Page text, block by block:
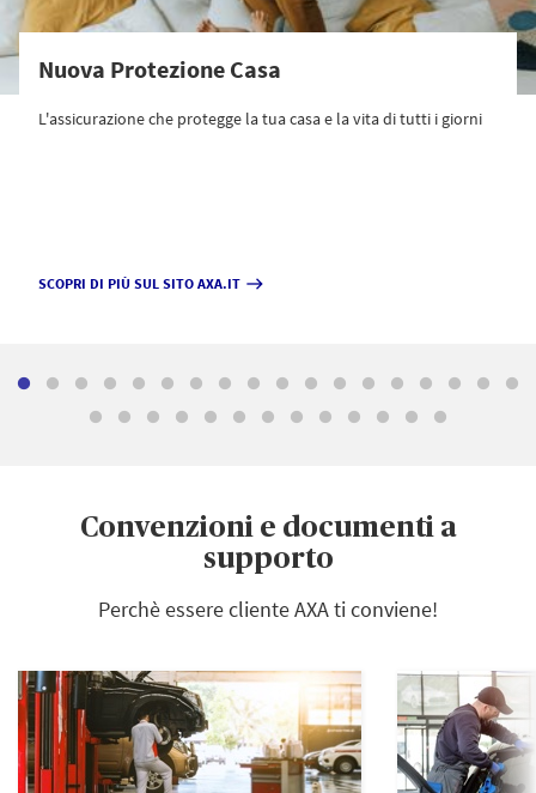
Nuova Protezione Casa
L'assicurazione che protegge la tua casa e la vita di tutti i giorni
SCOPRI DI PIÙ SUL SITO AXA.IT east
Convenzioni e documenti a
supporto
Perchè essere cliente AXA ti conviene!